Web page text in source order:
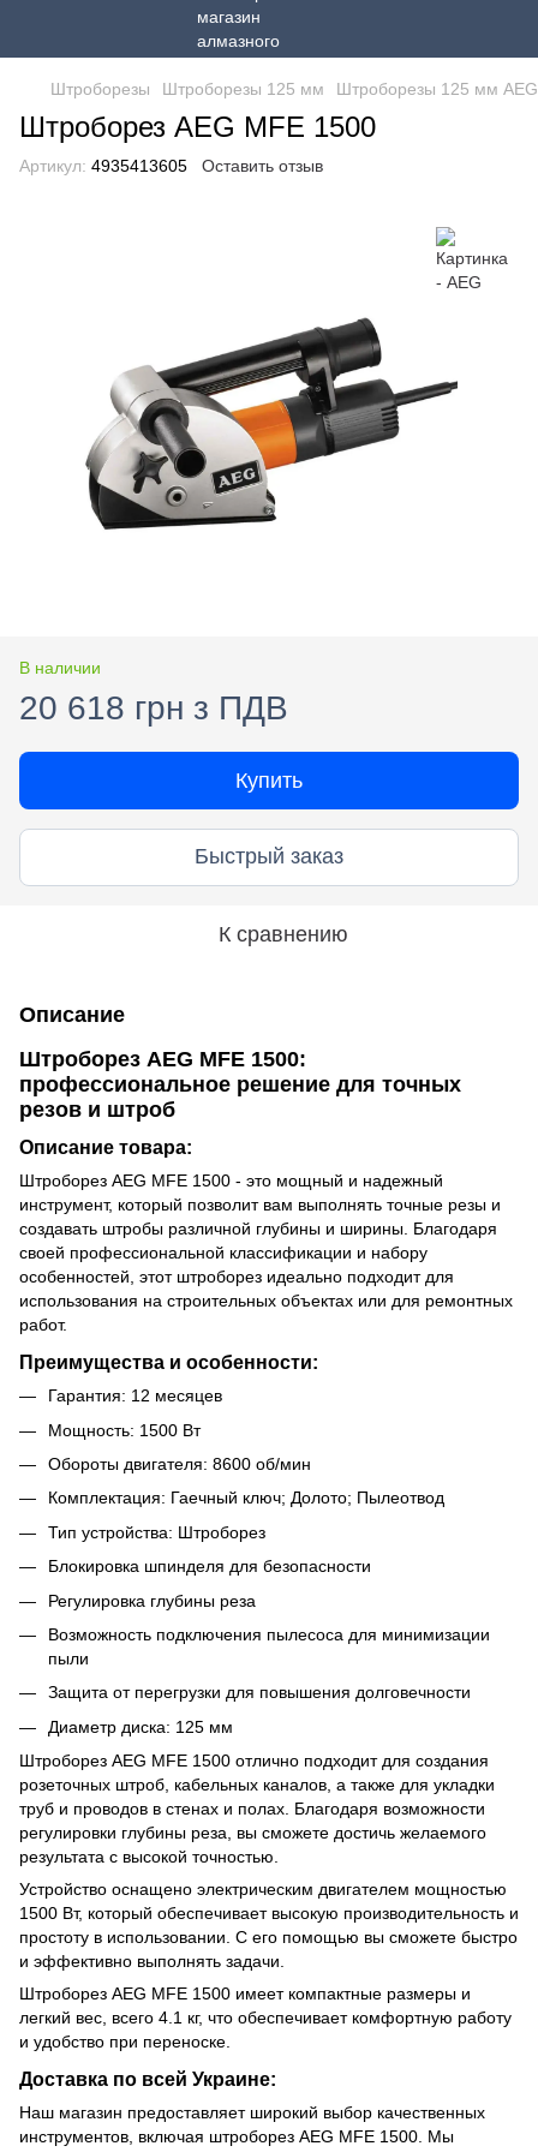
Штроборезы Штроборезы 125 мм Штроборезы 125 мм AEG
Штроборез AEG MFE 1500
Артикул: 4935413605 Оставить отзыв
В наличии
20 618 грн з ПДВ
Купить
Быстрый заказ
К сравнению
Описание
Штроборез AEG MFE 1500:
профессиональное решение для точных
резов и штроб
Описание товара:
Штроборез AEG MFE 1500 - это мощный и надежный
инструмент, который позволит вам выполнять точные резы и
создавать штробы различной глубины и ширины. Благодаря
своей профессиональной классификации и набору
особенностей, этот штроборез идеально подходит для
использования на строительных объектах или для ремонтных
работ.
Преимущества и особенности:
Гарантия: 12 месяцев
Мощность: 1500 Вт
Обороты двигателя: 8600 об/мин
Комплектация: Гаечный ключ; Долото; Пылеотвод
Тип устройства: Штроборез
Блокировка шпинделя для безопасности
Регулировка глубины реза
Возможность подключения пылесоса для минимизации
пыли
Защита от перегрузки для повышения долговечности
Диаметр диска: 125 мм
Штроборез AEG MFE 1500 отлично подходит для создания
розеточных штроб, кабельных каналов, а также для укладки
труб и проводов в стенах и полах. Благодаря возможности
регулировки глубины реза, вы сможете достичь желаемого
результата с высокой точностью.
Устройство оснащено электрическим двигателем мощностью
1500 Вт, который обеспечивает высокую производительность и
простоту в использовании. С его помощью вы сможете быстро
и эффективно выполнять задачи.
Штроборез AEG MFE 1500 имеет компактные размеры и
легкий вес, всего 4.1 кг, что обеспечивает комфортную работу
и удобство при переноске.
Доставка по всей Украине:
Наш магазин предоставляет широкий выбор качественных
инструментов, включая штроборез AEG MFE 1500. Мы